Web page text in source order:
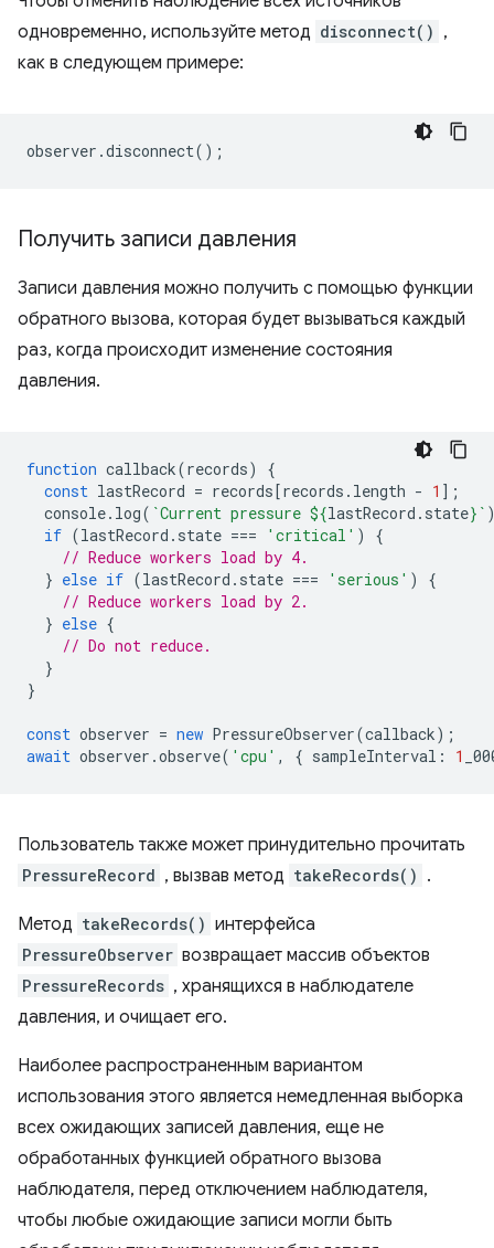
одновременно, используйте метод disconnect() ,
как в следующем примере:
observer .disconnect();
Получить записи давления
Записи давления можно получить с помощью функции
обратного вызова, которая будет вызываться каждый
раз, когда происходит изменение состояния
давления.
function callback(records)
{
const lastRecord = records[records . length - 1 ];
console. log( `Current pressure ${lastRecord . state} `
if (lastRecord . state === 'critical' )
{
// Reduce workers load by 4.
} else if (lastRecord . state === 'serious' )
{
// Reduce workers load by 2.
} else {
// Do not reduce.
}
}
const observer = new PressureObserver(callback);
await observer .observe( 'cpu' , { sampleInterval : 1
Пользователь также может принудительно прочитать
PressureRecord , вызвав метод takeRecords() .
Метод takeRecords() интерфейса
PressureObserver возвращает массив объектов
PressureRecords , хранящихся в наблюдателе
давления, и очищает его.
Наиболее распространенным вариантом
использования этого является немедленная выборка
всех ожидающих записей давления, еще не
обработанных функцией обратного вызова
наблюдателя, перед отключением наблюдателя,
чтобы любые ожидающие записи могли быть